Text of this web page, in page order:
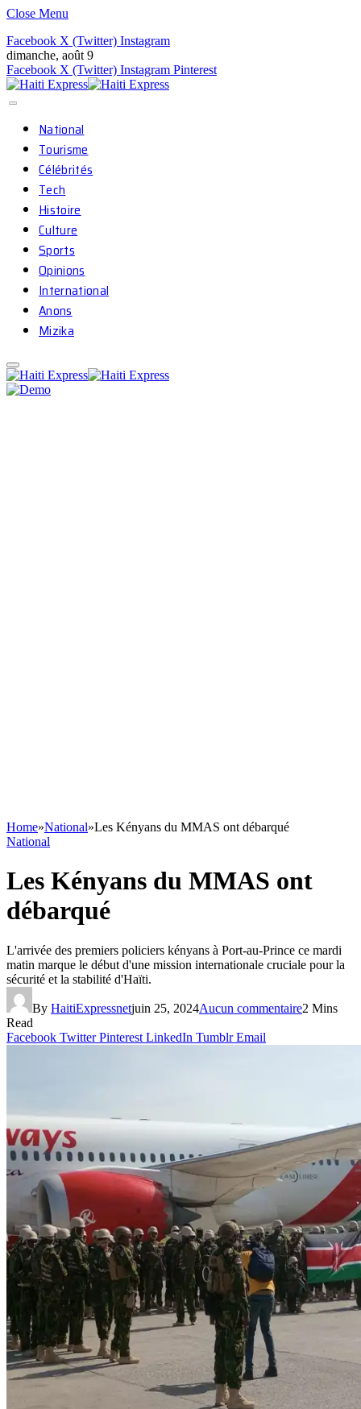
Close Menu
Facebook X (Twitter) Instagram
dimanche, août 9
Facebook X (Twitter) Instagram Pinterest
National
Tourisme
Célébrités
Tech
Histoire
Culture
Sports
Opinions
International
Anons
Mizika
Home»National»Les Kényans du MMAS ont débarqué
National
Les Kényans du MMAS ont
débarqué
L'arrivée des premiers policiers kényans à Port-au-Prince ce mardi
matin marque le début d'une mission internationale cruciale pour la
sécurité et la stabilité d'Haïti.
By HaitiExpressnetjuin 25, 2024Aucun commentaire2 Mins
Read
Facebook Twitter Pinterest LinkedIn Tumblr Email